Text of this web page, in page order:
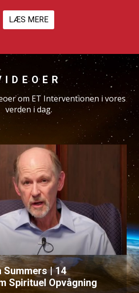
LÆS MERE
om ET Interventionen i vores
verden i dag.
Summers | 14
Spirituel Opvågning